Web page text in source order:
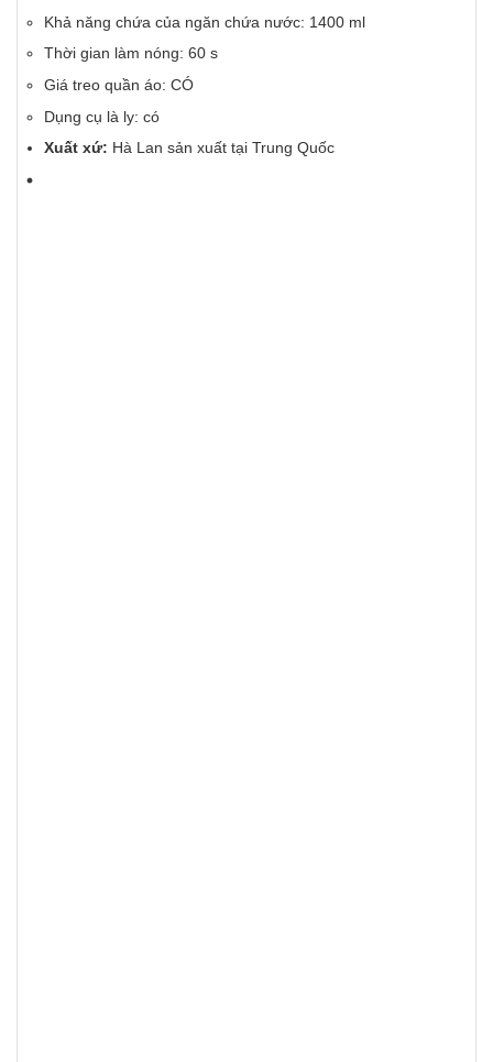
Khả năng chứa của ngăn chứa nước: 1400 ml
Thời gian làm nóng: 60 s
Giá treo quần áo: CÓ
Dụng cụ là ly: có
Xuất xứ: Hà Lan sản xuất tại Trung Quốc